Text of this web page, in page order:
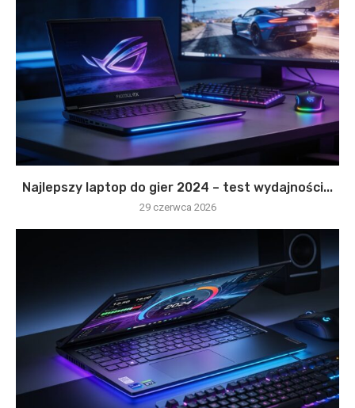
Najlepszy laptop do gier 2024 – test wydajności...
29 czerwca 2026